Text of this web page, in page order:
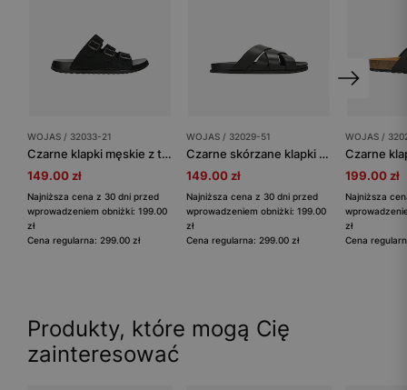
WOJAS / 32033-21
Czarne klapki męskie z trzema klamrami
149.00 zł
Najniższa cena z 30 dni przed
wprowadzeniem obniżki: 199.00
zł
Cena regularna: 299.00 zł
WOJAS / 32029-51
Czarne skórzane klapki męskie z przeplatanymi paskami
149.00 zł
Najniższa cena z 30 dni przed
wprowadzeniem obniżki: 199.00
zł
Cena regularna: 299.00 zł
WOJAS /
199.00 zł
Najniższa
zł
Cena
Produkty, które mogą Cię
zainteresować